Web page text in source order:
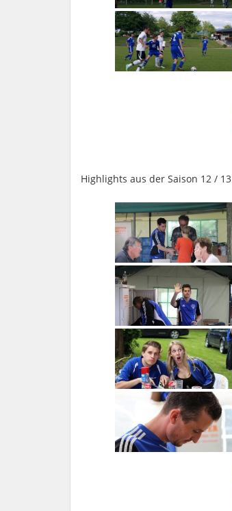
Highlights aus der Saison 12 / 13